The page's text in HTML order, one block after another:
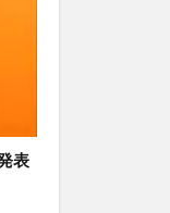
表